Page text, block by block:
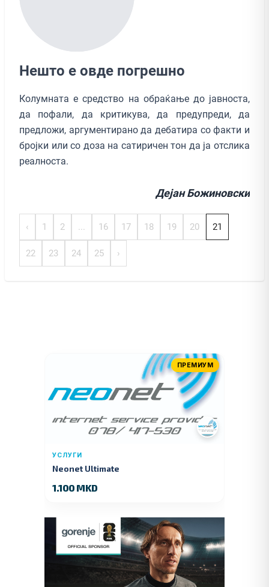
Нешто е овде погрешно
Колумната е средство на обраќање до јавноста,
да пофали, да критикува, да предупреди, да
предложи, аргументирано да дебатира со факти и
бројки или со доза на сатиричен тон да ја отслика
реалноста.
Дејан Божиновски
‹ 1 2 ... 16 17 18 19 20 21
22 23 24 25 ›
ПРЕМИУМ
УСЛУГИ
Neonet Ultimate
1.100 MKD